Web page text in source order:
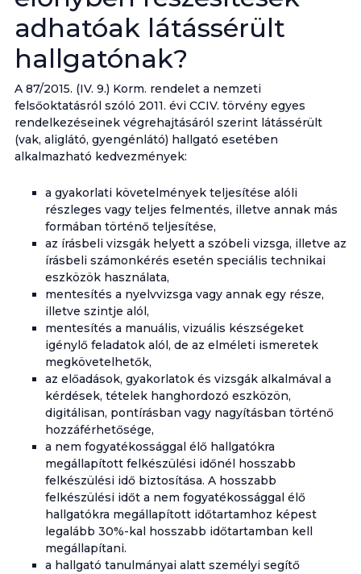
adhatóak látássérült
hallgatónak?
A 87/2015. (IV. 9.) Korm. rendelet a nemzeti
felsőoktatásról szóló 2011. évi CCIV. törvény egyes
rendelkezéseinek végrehajtásáról szerint látássérült
(vak, aliglátó, gyengénlátó) hallgató esetében
alkalmazható kedvezmények:
a gyakorlati követelmények teljesítése alóli
részleges vagy teljes felmentés, illetve annak más
formában történő teljesítése,
az írásbeli vizsgák helyett a szóbeli vizsga, illetve az
írásbeli számonkérés esetén speciális technikai
eszközök használata,
mentesítés a nyelvvizsga vagy annak egy része,
illetve szintje alól,
mentesítés a manuális, vizuális készségeket
igénylő feladatok alól, de az elméleti ismeretek
megkövetelhetők,
az előadások, gyakorlatok és vizsgák alkalmával a
kérdések, tételek hanghordozó eszközön,
digitálisan, pontírásban vagy nagyításban történő
hozzáférhetősége,
a nem fogyatékossággal élő hallgatókra
megállapított felkészülési időnél hosszabb
felkészülési idő biztosítása. A hosszabb
felkészülési időt a nem fogyatékossággal élő
hallgatókra megállapított időtartamhoz képest
legalább 30%-kal hosszabb időtartamban kell
megállapítani.
a hallgató tanulmányai alatt személyi segítő